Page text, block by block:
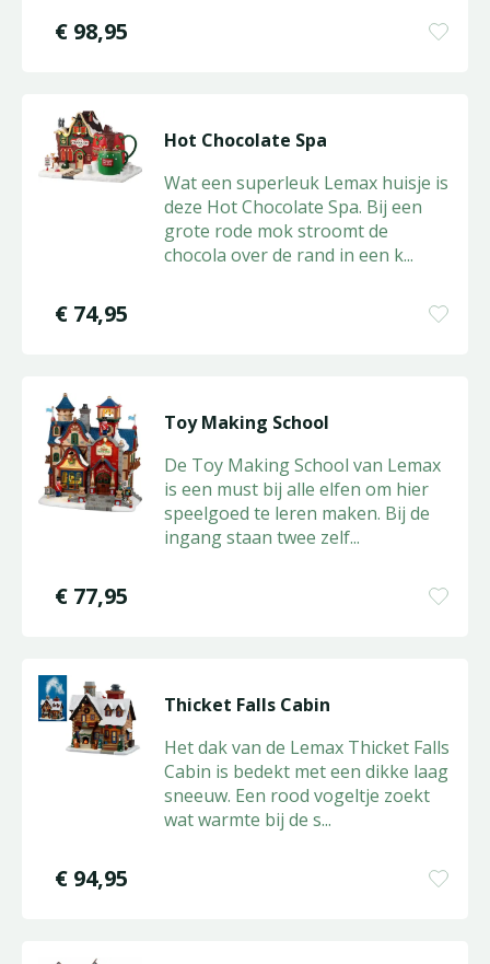
€ 98,95
Hot Chocolate Spa
Wat een superleuk Lemax huisje is
deze Hot Chocolate Spa. Bij een
grote rode mok stroomt de
chocola over de rand in een k...
€ 74,95
Toy Making School
De Toy Making School van Lemax
is een must bij alle elfen om hier
speelgoed te leren maken. Bij de
ingang staan twee zelf...
€ 77,95
Thicket Falls Cabin
Het dak van de Lemax Thicket Falls
Cabin is bedekt met een dikke laag
sneeuw. Een rood vogeltje zoekt
wat warmte bij de s...
€ 94,95